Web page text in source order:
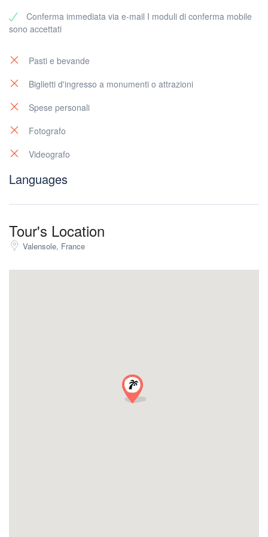
Videografo
Ristorante
preventivo personalizzato a
Conferma immediata via e-mail I moduli di conferma mobile
sono accettati
Pasti e bevande
Biglietti d'ingresso a monumenti o attrazioni
Spese personali
Fotografo
Videografo
Languages
Tour's Location
Valensole, France